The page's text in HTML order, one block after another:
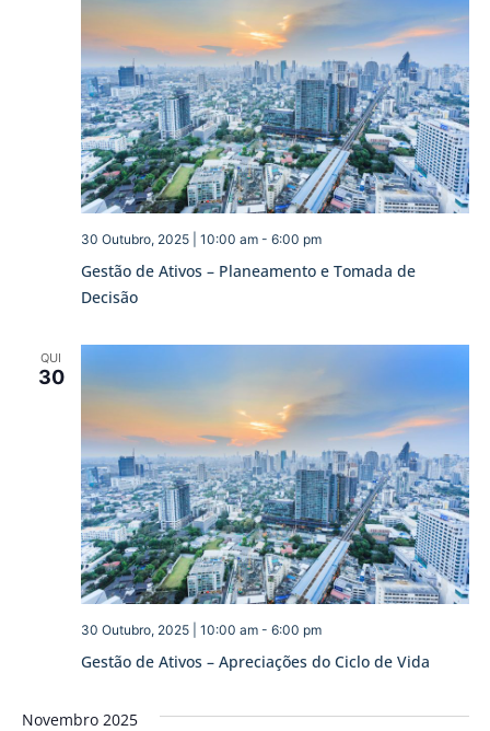
Gestão de Ativos – Planeamento e Tomada de
Decisão
30 Outubro, 2025 | 10:00 am- 6:00 pm
QUI
30
Gestão de Ativos – Apreciações do Ciclo de Vida
30 Outubro, 2025 | 10:00 am- 6:00 pm
Novembro 2025